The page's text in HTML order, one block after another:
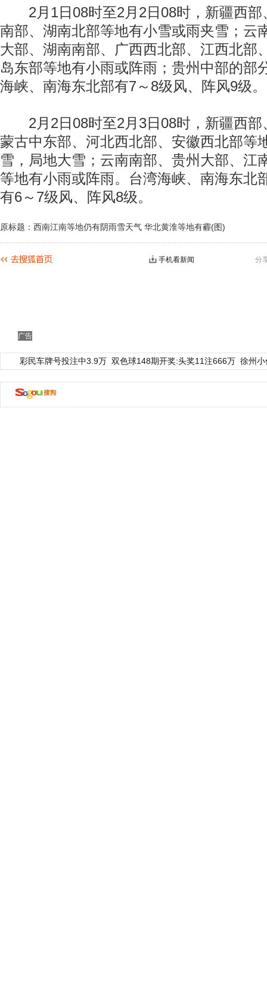
2月1日08时至2月2日08时，新疆西部
南部、湖南北部等地有小雪或雨夹雪；云
大部、湖南南部、广西西北部、江西北部
岛东部等地有小雨或阵雨；贵州中部的部
海峡、南海东北部有7～8级风、阵风9级。
2月2日08时至2月3日08时，新疆西部
蒙古中东部、河北西北部、安徽西北部等
雪，局地大雪；云南南部、贵州大部、江
等地有小雨或阵雨。台湾海峡、南海东北
有6～7级风、阵风8级。
原标题：西南江南等地仍有阴雨雪天气 华北黄淮等地有霾(图)
分
手机看新闻
广告
彩民车牌号投注中3.9万 双色球148期开奖:头奖11注666万 徐州